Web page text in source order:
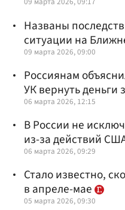
Названы
ситуации на
09 марта 2026, 09:00
Россиянам
УК вернуть деньги
06 марта 2026, 12:15
В России не
из-за действий
06 марта 2026, 09:29
Стало известно,
в апреле-мае
05 марта 2026, 09:30